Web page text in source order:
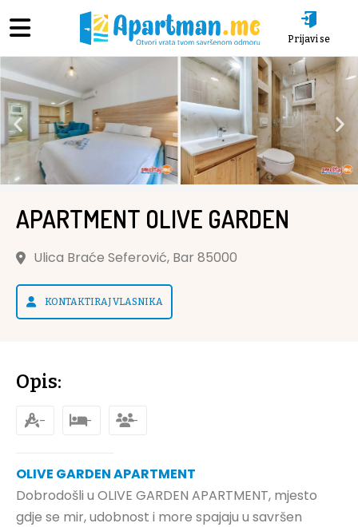
Prijavi se
APARTMENT OLIVE GARDEN
Ulica Braće Seferović, Bar 85000
KONTAKTIRAJ VLASNIKA
Opis:
- - -
OLIVE GARDEN APARTMENT
Dobrodošli u OLIVE GARDEN APARTMENT, mjesto
gdje se mir, udobnost i more spajaju u savršen